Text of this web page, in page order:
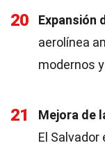
20 Expansión
aerolínea
modernos
21 Mejora de
El